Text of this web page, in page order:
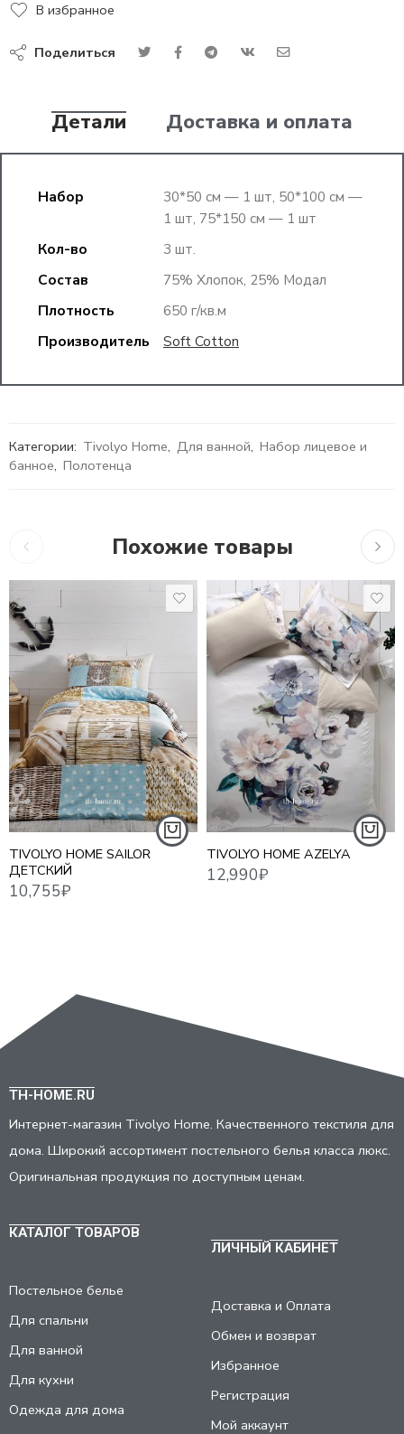
В избранное
Поделиться
Детали Доставка и оплата
Набор
30*50 см — 1 шт, 50*100 см —
1 шт, 75*150 см — 1 шт
Кол-во
3 шт.
Состав
75% Хлопок, 25% Модал
Плотность
650 г/кв.м
Производитель
Soft Cotton
Категории: Tivolyo Home, Для ванной, Набор лицевое и
банное, Полотенца
Похожие товары
TIVOLYO HOME SAILOR
ДЕТСКИЙ
10,755₽
TIVOLYO HOME AZELYA
TH-HOME.RU
Интернет-магазин Tivolyo Home. Качественного текстиля для
дома. Широкий ассортимент постельного белья класса люкс.
Оригинальная продукция по доступным ценам.
КАТАЛОГ ТОВАРОВ
Постельное белье
Для спальни
Для ванной
Для кухни
Одежда для дома
ЛИЧНЫЙ КАБИНЕТ
Доставка и Оплата
Обмен и возврат
Избранное
Регистрация
Мой аккаунт